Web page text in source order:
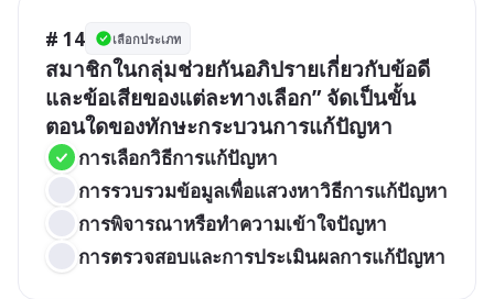
# 14 เลือกประเภท
สมาชิกในกลุ่มช่วยกันอภิปรายเกี่ยวกับข้อดี
และข้อเสียของแต่ละทางเลือก” จัดเป็นขั้น
การเลือกวิธีการแก้ปัญหา
การพิจารณาหรือทำความเข้าใจปัญหา
การตรวจสอบและการประเมินผลการแก้ปัญหา